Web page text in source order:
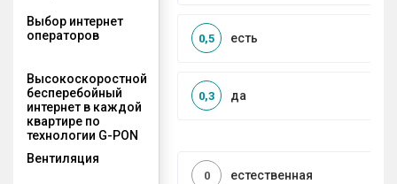
Выбор интернет
операторов
есть
0,5
Высокоскоростной
бесперебойный
интернет в каждой
квартире по
технологии G-PON
да
0,3
Вентиляция
естественная
0